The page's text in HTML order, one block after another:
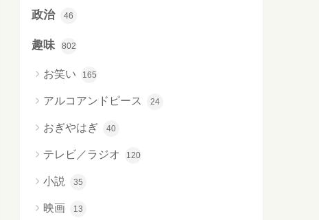
政治 46
趣味 802
お笑い 165
アルコアンドピース 24
おぎやはぎ 40
テレビ／ラジオ 120
小説 35
映画 13